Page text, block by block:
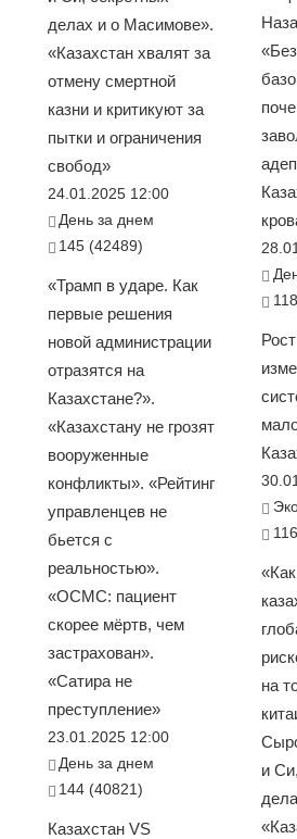
делах и о Масимове».
«Казахстан хвалят за
отмену смертной
казни и критикуют за
пытки и ограничения
свобод»
24.01.2025 12:00
День за днем
145 (42489)
«Трамп в ударе. Как
первые решения
новой администрации
отразятся на
Казахстане?».
«Казахстану не грозят
вооруженные
конфликты». «Рейтинг
управленцев не
бьется с
реальностью».
«ОСМС: пациент
скорее мёртв, чем
застрахован».
«Сатира не
преступление»
23.01.2025 12:00
День за днем
144 (40821)
Казахстан VS
на
и